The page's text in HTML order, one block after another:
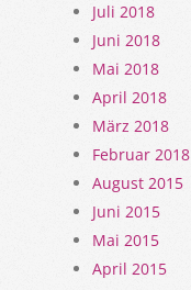
Juli 2018
Juni 2018
Mai 2018
April 2018
März 2018
Februar 2018
August 2015
Juni 2015
Mai 2015
April 2015